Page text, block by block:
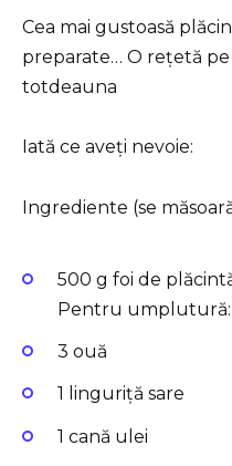
Cea mai gustoasă
preparate… O rețetă
totdeauna
Iată ce aveți nevoie:
Ingrediente (se
500 g foi de
Pentru umplutură:
3 ouă
1 linguriță sare
1 cană ulei